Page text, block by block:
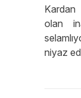
Kardan
olan
niyaz